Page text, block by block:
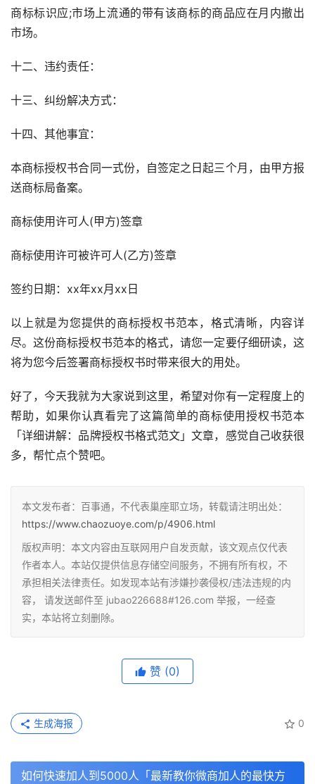
商标标识应;市场上流通的带有该商标的商品应在月内撤出
市场。
十二、违约责任：
十三、纠纷解决方式：
十四、其他事宜：
本商标授权书合同一式份，自签定之日起三个月，由甲方报
送商标局备案。
商标使用许可人(甲方)签章
商标使用许可被许可人(乙方)签章
签约日期：xx年xx月xx日
以上就是为您提供的商标授权书范本，格式清晰，内容详
尽。这份商标授权书范本的格式，请您一定要仔细研读，这
将为您今后签署商标授权书时带来很大的用处。
好了，今天我就为大家说到这里，希望对你有一定程度上的
帮助，如果你认真看完了这篇简单的商标使用授权书范本
「详细讲解：品牌授权书格式范文」文章，感觉自己收获很
多，帮忙点个赞吧。
本文发布者：百事通，不代表巢座耶立场，转载请注明出处：
https://www.chaozuoye.com/p/4906.html
版权声明：本文内容由互联网用户自发贡献，该文观点仅代表
作者本人。本站仅提供信息存储空间服务，不拥有所有权，不
承担相关法律责任。如发现本站有涉嫌抄袭侵权/违法违规的内
容， 请发送邮件至 jubao226688#126.com 举报，一经查
实，本站将立刻删除。
赞 (0)
0
生成海报
如何快速加人到5000人「最新教你微商加人的最快方